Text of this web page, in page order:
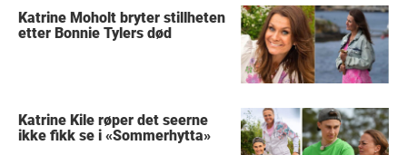
Katrine Moholt bryter stillheten
etter Bonnie Tylers død
Katrine Kile røper det seerne
ikke fikk se i «Sommerhytta»